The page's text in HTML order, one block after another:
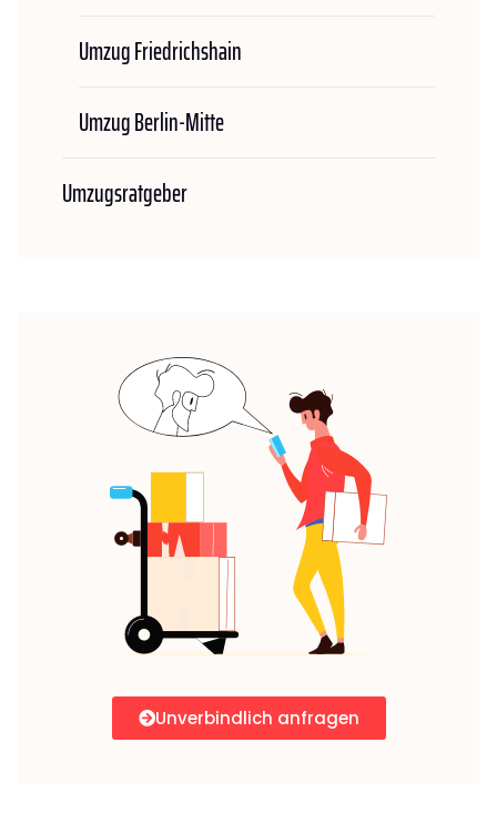
Umzug Friedrichshain
Umzug Berlin-Mitte
Umzugsratgeber
Unverbindlich anfragen